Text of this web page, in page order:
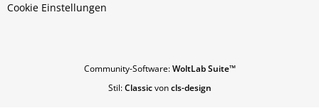
Cookie Einstellungen
Community-Software:WoltLab Suite™
Stil:Classicvoncls-design